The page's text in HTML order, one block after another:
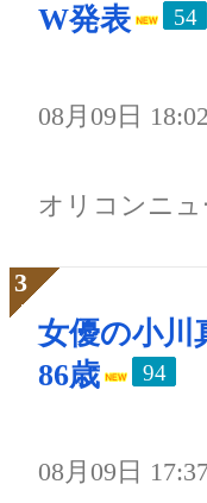
W発表
54
08月09日 18:02
オリコンニュ
女優の小川
86歳
94
08月09日